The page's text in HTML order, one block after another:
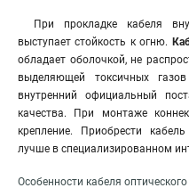
При прокладке кабеля
выступает стойкость к огню.
обладает оболочкой, не
выделяющей токсичных
внутренний официальный
качества. При монтаже
крепление. Приобрести
лучше в специализированном
Особенности кабеля